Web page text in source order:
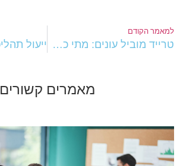
הקודם
טרייד מוביל עונים: מתי כדאי לקנות רכב לעסק עצמאי ומתי עדיף ליסינג?
מאמרים קשורים